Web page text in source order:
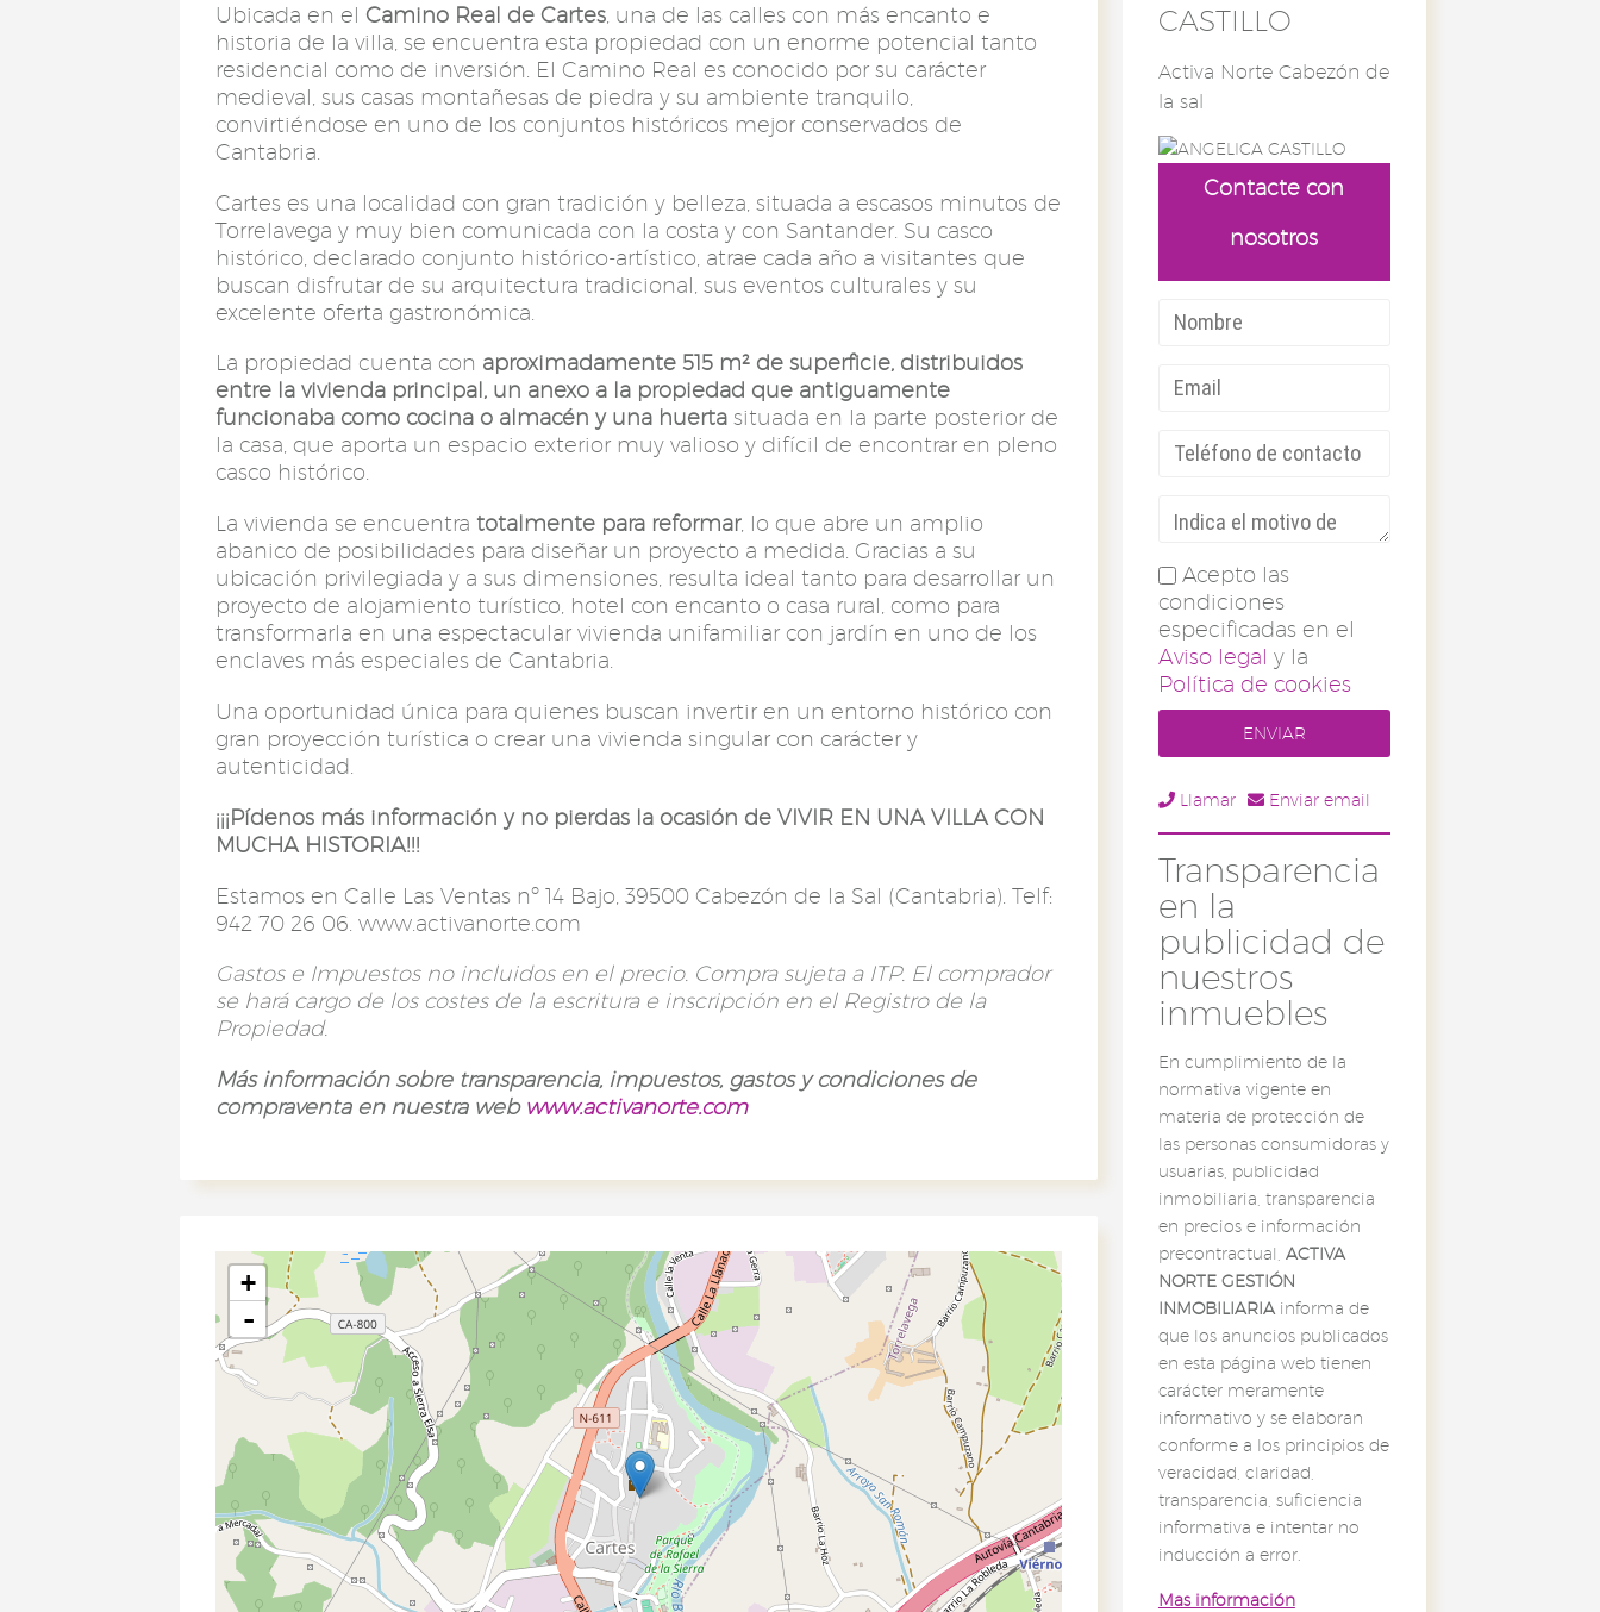
Ubicada en el Camino Real de Cartes , una de las calles con más encanto e
historia de la villa, se encuentra esta propiedad con un enorme potencial tanto
residencial como de inversión. El Camino Real es conocido por su carácter
medieval, sus casas montañesas de piedra y su ambiente tranquilo,
convirtiéndose en uno de los conjuntos históricos mejor conservados de
Cantabria.
Cartes es una localidad con gran tradición y belleza, situada a escasos minutos de
Torrelavega y muy bien comunicada con la costa y con Santander. Su casco
histórico, declarado conjunto histórico-artístico, atrae cada año a visitantes que
buscan disfrutar de su arquitectura tradicional, sus eventos culturales y su
excelente oferta gastronómica.
La propiedad cuenta con aproximadamente 515 m² de superficie, distribuidos
entre la vivienda principal, un anexo a la propiedad que antiguamente
funcionaba como cocina o almacén y una huerta situada en la parte posterior de
la casa, que aporta un espacio exterior muy valioso y difícil de encontrar en pleno
casco histórico.
La vivienda se encuentratotalmente para reformar, lo que abre un amplio
abanico de posibilidades para diseñar un proyecto a medida. Gracias a su
ubicación privilegiada y a sus dimensiones, resulta ideal tanto para desarrollar un
proyecto de alojamiento turístico, hotel con encanto o casa rural, como para
transformarla en una espectacular vivienda unifamiliar con jardín en uno de los
enclaves más especiales de Cantabria.
Una oportunidad única para quienes buscan invertir en un entorno histórico con
gran proyección turística o crear una vivienda singular con carácter y
autenticidad.
¡¡¡Pídenos más información y no pierdas la ocasión de VIVIR EN UNA VILLA CON
MUCHA HISTORIA!!!
Estamos en Calle Las Ventas nº 14 Bajo, 39500 Cabezón de la Sal (Cantabria). Telf:
942 70 26 06. www.activanorte.com
Gastos e Impuestos no incluidos en el precio. Compra sujeta a ITP. El comprador
se hará cargo de los costes de la escritura e inscripción en el Registro de la
Propiedad.
Más información sobre transparencia, impuestos, gastos y condiciones de
compraventa en nuestra web www.activanorte.com
+
-
CASTILLO
Activa Norte Cabezón de
la sal
Contacte con
nosotros
Acepto las
condiciones
especificadas en el
Aviso legal y la
Política de cookies
Llamar Enviar email
Transparencia
en la
publicidad de
nuestros
inmuebles
En cumplimiento de la
normativa vigente en
materia de protección de
las personas consumidoras y
usuarias, publicidad
inmobiliaria, transparencia
en precios e información
precontractual, ACTIVA
NORTE GESTIÓN
INMOBILIARIAinforma de
que los anuncios publicados
en esta página web tienen
carácter meramente
informativo y se elaboran
conforme a los principios de
veracidad, claridad,
transparencia, suficiencia
informativa e intentar no
inducción a error.
Mas información